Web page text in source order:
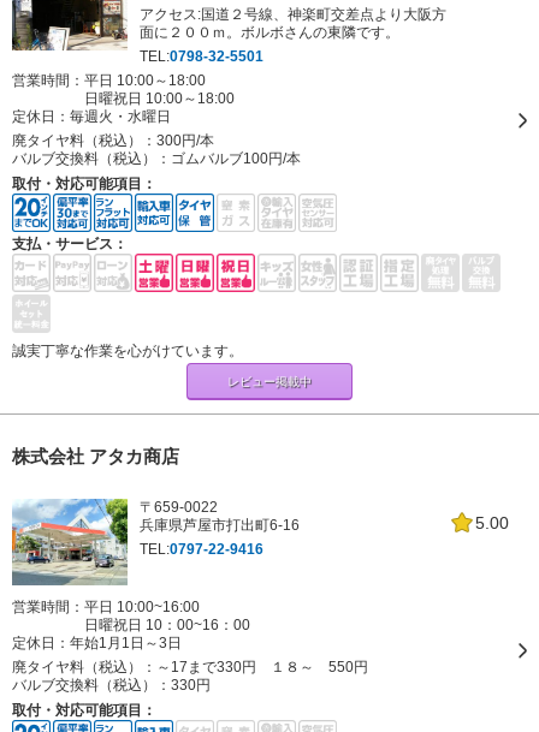
アクセス:国道２号線、神楽町交差点より大阪方
面に２００ｍ。ボルボさんの東隣です。
TEL:0798-32-5501
営業時間：平日 10:00～18:00
日曜祝日 10:00～18:00
定休日： 毎週火・水曜日
廃タイヤ料（税込）： 300円/本
バルブ交換料（税込）： ゴムバルブ100円/本
取付・対応可能項目：
支払・サービス：
誠実丁寧な作業を心がけています。
レビュー掲載中
株式会社 アタカ商店
5.00
〒659-0022
兵庫県芦屋市打出町6-16
TEL:0797-22-9416
営業時間：平日 10:00~16:00
日曜祝日 10：00~16：00
定休日： 年始1月1日～3日
廃タイヤ料（税込）： ～17まで330円 １８～ 550円
バルブ交換料（税込）： 330円
取付・対応可能項目：